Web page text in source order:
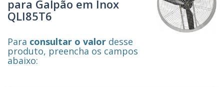
para Galpão em Inox
QLI85T6
Para consultar o valor desse
produto, preencha os campos
abaixo: